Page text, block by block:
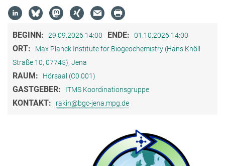
BEGINN: 29.09.2026 14:00 ENDE: 01.10.2026 14:00
ORT:
Max Planck Institute for Biogeochemistry (Hans Knöll
Straße 10, 07745), Jena
RAUM: Hörsaal (C0.001)
GASTGEBER: ITMS Koordinationsgruppe
KONTAKT: rakin@bgc-jena.mpg.de